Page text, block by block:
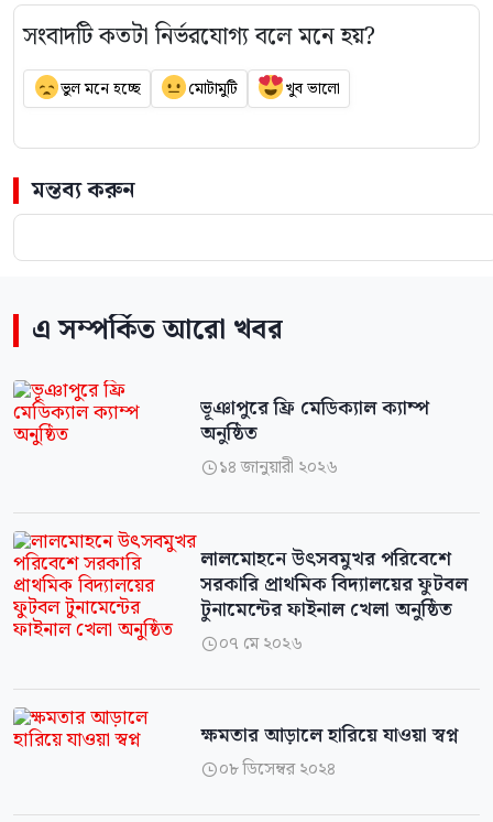
সংবাদটি কতটা নির্ভরযোগ্য বলে মনে হয়?
ভুল মনে হচ্ছে মোটামুটি খুব ভালো
মন্তব্য করুন
এ সম্পর্কিত আরো খবর
ভূঞাপুরে ফ্রি মেডিক্যাল ক্যাম্প
অনুষ্ঠিত
১৪ জানুয়ারী ২০২৬
লালমোহনে উৎসবমুখর পরিবেশে
সরকারি প্রাথমিক বিদ্যালয়ের ফুটবল
টুনামেন্টের ফাইনাল খেলা অনুষ্ঠিত
০৭ মে ২০২৬
ক্ষমতার আড়ালে হারিয়ে যাওয়া স্বপ্ন
০৮ ডিসেম্বর ২০২৪